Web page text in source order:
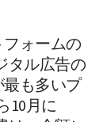
ォームの
タル広告の
も多いプ
10月に